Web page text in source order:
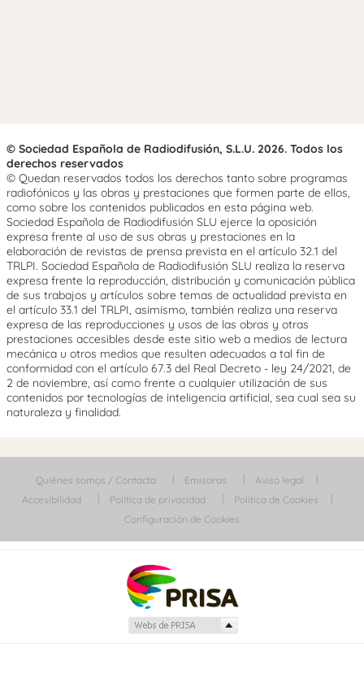
© Sociedad Española de Radiodifusión, S.L.U. 2026. Todos los
derechos reservados
© Quedan reservados todos los derechos tanto sobre programas
radiofónicos y las obras y prestaciones que formen parte de ellos,
como sobre los contenidos publicados en esta página web.
Sociedad Española de Radiodifusión SLU ejerce la oposición
expresa frente al uso de sus obras y prestaciones en la
elaboración de revistas de prensa prevista en el artículo 32.1 del
TRLPI. Sociedad Española de Radiodifusión SLU realiza la reserva
expresa frente la reproducción, distribución y comunicación pública
de sus trabajos y artículos sobre temas de actualidad prevista en
el artículo 33.1 del TRLPI, asimismo, también realiza una reserva
expresa de las reproducciones y usos de las obras y otras
prestaciones accesibles desde este sitio web a medios de lectura
mecánica u otros medios que resulten adecuados a tal fin de
conformidad con el artículo 67.3 del Real Decreto - ley 24/2021, de
2 de noviembre, así como frente a cualquier utilización de sus
contenidos por tecnologías de inteligencia artificial, sea cual sea su
naturaleza y finalidad.
Quiénes somos / Contacta Emisoras
Aviso legal
Accesibilidad
Política de privacidad
Política de Cookies
Configuración de Cookies